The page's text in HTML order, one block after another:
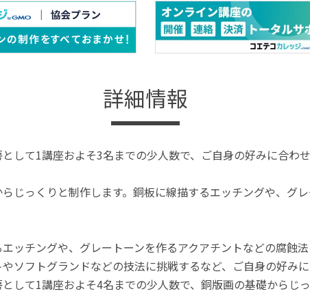
詳細情報
して1講座およそ3名までの少人数で、ご自身の好みに合わせ
じっくりと制作します。銅板に線描するエッチングや、グ
ッチングや、グレートーンを作るアクアチントなどの腐蝕法
ソフトグランドなどの技法に挑戦するなど、ご自身の好み
して1講座およそ4名までの少人数で、銅版画の基礎からじっ